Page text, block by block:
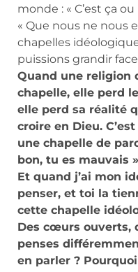
monde : « C’est ça
« Que nous ne nous
chapelles
puissions grandir
Quand une religion
chapelle, elle perd
elle perd sa réalité
croire en Dieu.
une chapelle de
bon, tu es mauvais
Et quand j’ai mon
penser, et toi la
cette chapelle
Des cœurs ouverts,
penses
en parler ?